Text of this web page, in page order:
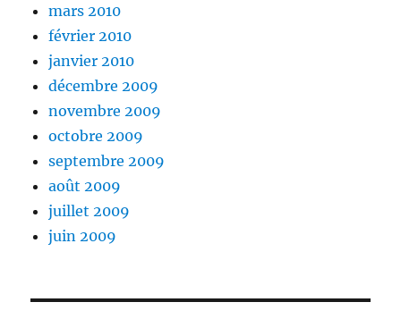
mars 2010
février 2010
janvier 2010
décembre 2009
novembre 2009
octobre 2009
septembre 2009
août 2009
juillet 2009
juin 2009